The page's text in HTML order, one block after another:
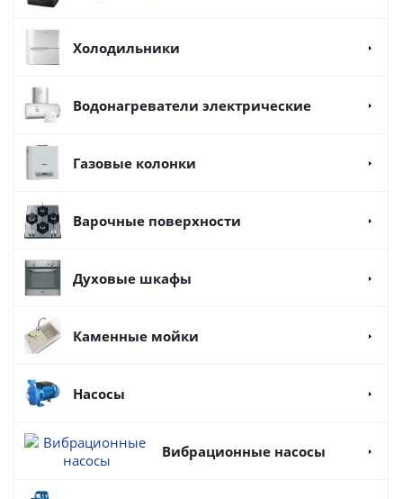
Холодильники
Водонагреватели электрические
Газовые колонки
Варочные поверхности
Духовые шкафы
Каменные мойки
Насосы
Вибрационные насосы